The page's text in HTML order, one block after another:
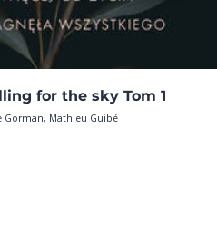
for the sky Tom 1
Gorman, Mathieu Guibé